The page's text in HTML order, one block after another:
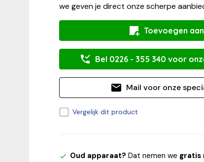
we geven je direct onze scherpe
Toevoegen
Bel 0226 - 355 340 voor
Mail voor onze
Vergelijk dit product
Oud apparaat? Dat nemen we gratis